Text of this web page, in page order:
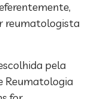
reumatologista
pela
Reumatologia